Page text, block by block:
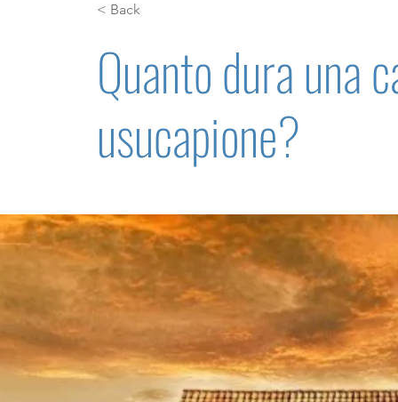
< Back
Quanto dura una
usucapione?